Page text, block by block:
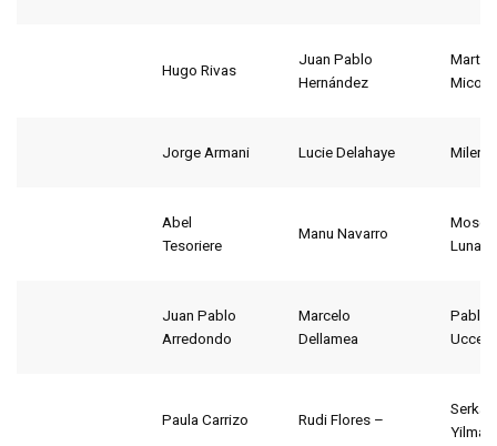
Hugo Rivas
Juan Pablo
Hernández
Martín
Micone
Jorge Armani Lucie Delahaye Milena
Abel
Tesoriere
Manu Navarro
Luna
Juan Pablo
Arredondo
Marcelo
Dellamea
Pablo
Ucceli
Paula Carrizo Rudi Flores –
Serkan
Yilmaz